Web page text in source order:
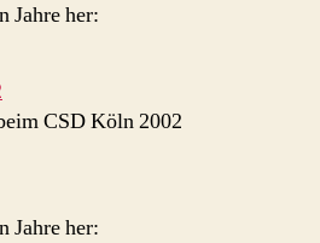
Jahre her:
CSD Köln 2002
Jahre her: